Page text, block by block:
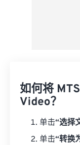
如何将
Video？
单击“选择
单击“转换